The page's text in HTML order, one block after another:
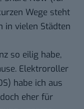
Wege steht
in vielen Städten
so eilig habe,
Elektroroller
) habe ich aus
eher für